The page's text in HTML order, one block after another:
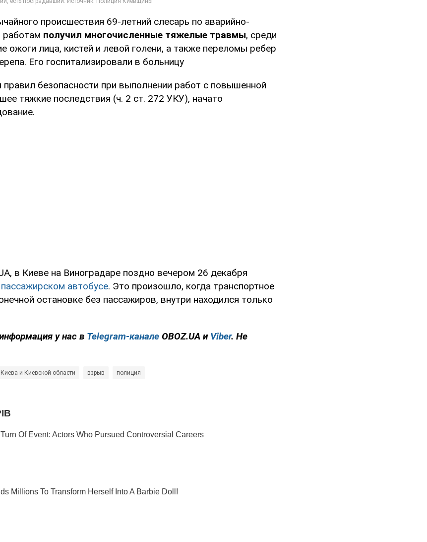
происшествия 69-летний слесарь по аварийно-
работам получил многочисленные тяжелые травмы, среди
ожоги лица, кистей и левой голени, а также переломы ребер
Его госпитализировали в больницу
безопасности при выполнении работ с повышенной
тяжкие последствия (ч. 2 ст. 272 УКУ), начато
в Киеве на Виноградаре поздно вечером 26 декабря
автобусе. Это произошло, когда транспортное
остановке без пассажиров, внутри находился только
у нас в Telegram-канале OBOZ.UA и Viber. Не
и Киевской области взрыв полиция